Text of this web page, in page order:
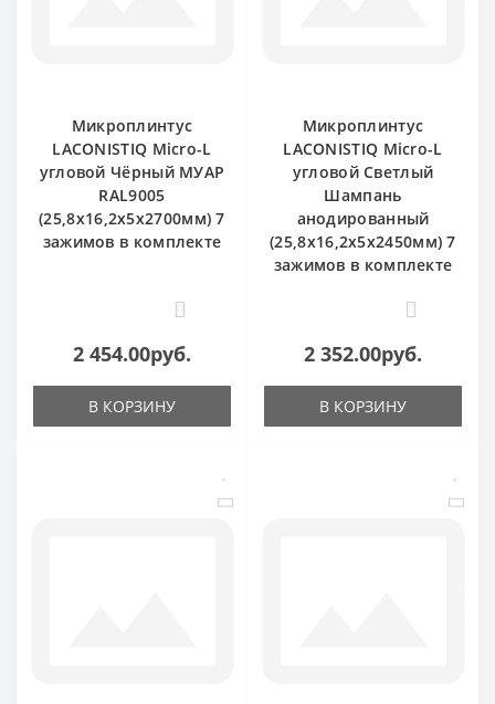
Микроплинтус
LACONISTIQ Micro-L
угловой Чёрный МУАР
RAL9005
(25,8х16,2х5х2700мм) 7
зажимов в комплекте
0
2 454.00руб.
В КОРЗИНУ
Микроплинтус
LACONISTIQ Micro-L
угловой Светлый
Шампань
анодированный
(25,8х16,2х5х2450мм) 7
зажимов в комплекте
0
2 352.00руб.
В КОРЗИНУ